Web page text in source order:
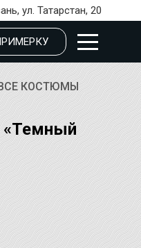
ул. Татарстан, 20
КОСТЮМЫ
«Темный